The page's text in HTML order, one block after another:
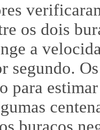
os dois
a
segundo.
para